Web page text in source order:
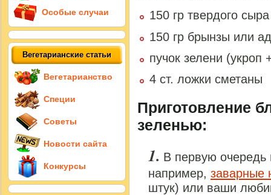
150 гр твердого сыра
150 гр брынзы или
пучок зелени (укроп
4 ст. ложки сметаны
Приготовление
зеленью:
В первую очередь
например, заварные
штук) или ваши
Особые случаи
Вегетарианские статьи
Вегетарианство
Специи
Советы
Новости сайта
Конкурсы